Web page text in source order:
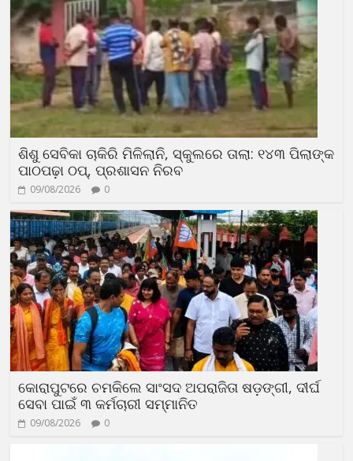
ଶିଶୁ ସେବିକା ଚାକିରି ମିଳିଲାନି, ସ୍କୁଲରେ ତାଲା: ୧୪୩ ପିଲାଙ୍କ
ପାଠପଢ଼ା ଠପ୍, ପ୍ରଶାସନ ନିରବ
09/08/2026 0
କୋରାପୁଟରେ ଚମକିଲେ ସାଂସଦ ଅପରାଜିତା ଷଡ଼ଙ୍ଗୀ, ଦୀର୍ଘ
ସେବା ପାଇଁ ୩ କର୍ମଚାରୀ ସମ୍ମାନିତ
09/08/2026 0